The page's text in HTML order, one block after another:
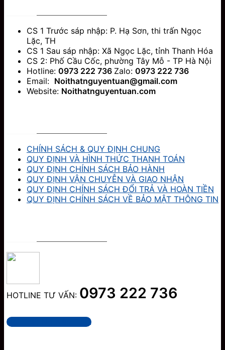
CS 1 Trước sáp nhập: P. Hạ Sơn, thi trấn Ngọc
Lặc, TH
CS 1 Sau sáp nhập: Xã Ngọc Lặc, tỉnh Thanh Hóa
CS 2: Phố Cầu Cốc, phường Tây Mỗ - TP Hà Nội
Hotline: 0973 222 736 Zalo: 0973 222 736
Email: Noithatnguyentuan@gmail.com
Website: Noithatnguyentuan.com
CHÍNH SÁCH & QUY ĐỊNH CHUNG
QUY ĐỊNH VÀ HÌNH THỨC THANH TOÁN
QUY ĐỊNH CHÍNH SÁCH BẢO HÀNH
QUY ĐỊNH VẬN CHUYỄN VÀ GIAO NHẬN
QUY ĐỊNH CHÍNH SÁCH ĐỔI TRẢ VÀ HOÀN TIỀN
QUY ĐỊNH CHÍNH SÁCH VỀ BẢO MẬT THÔNG TIN
HOTLINE TƯ VẤN: 0973 222 736
Nội Thất Nguyễn Tuấn